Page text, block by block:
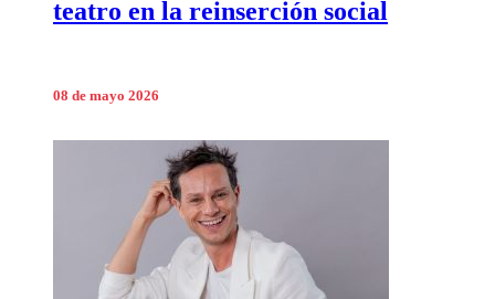
teatro en la reinserción social
08 de mayo 2026